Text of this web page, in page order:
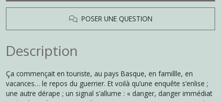
POSER UNE QUESTION
Description
Ça commençait en touriste, au pays Basque, en famillle, en
vacances… le repos du guerrier. Et voilà qu’une enquête s’enlise ;
une autre dérape ; un signal s’allume : « danger, danger immédiat